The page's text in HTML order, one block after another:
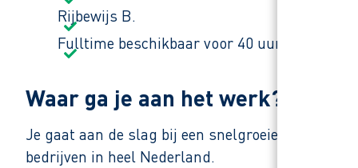
Rijbewijs B.
Fulltime beschikbaar voor 40 uur per week.
Waar ga je aan het werk?
Je gaat aan de slag bij een snelgroeiend bedrijf
bedrijven in heel Nederland.